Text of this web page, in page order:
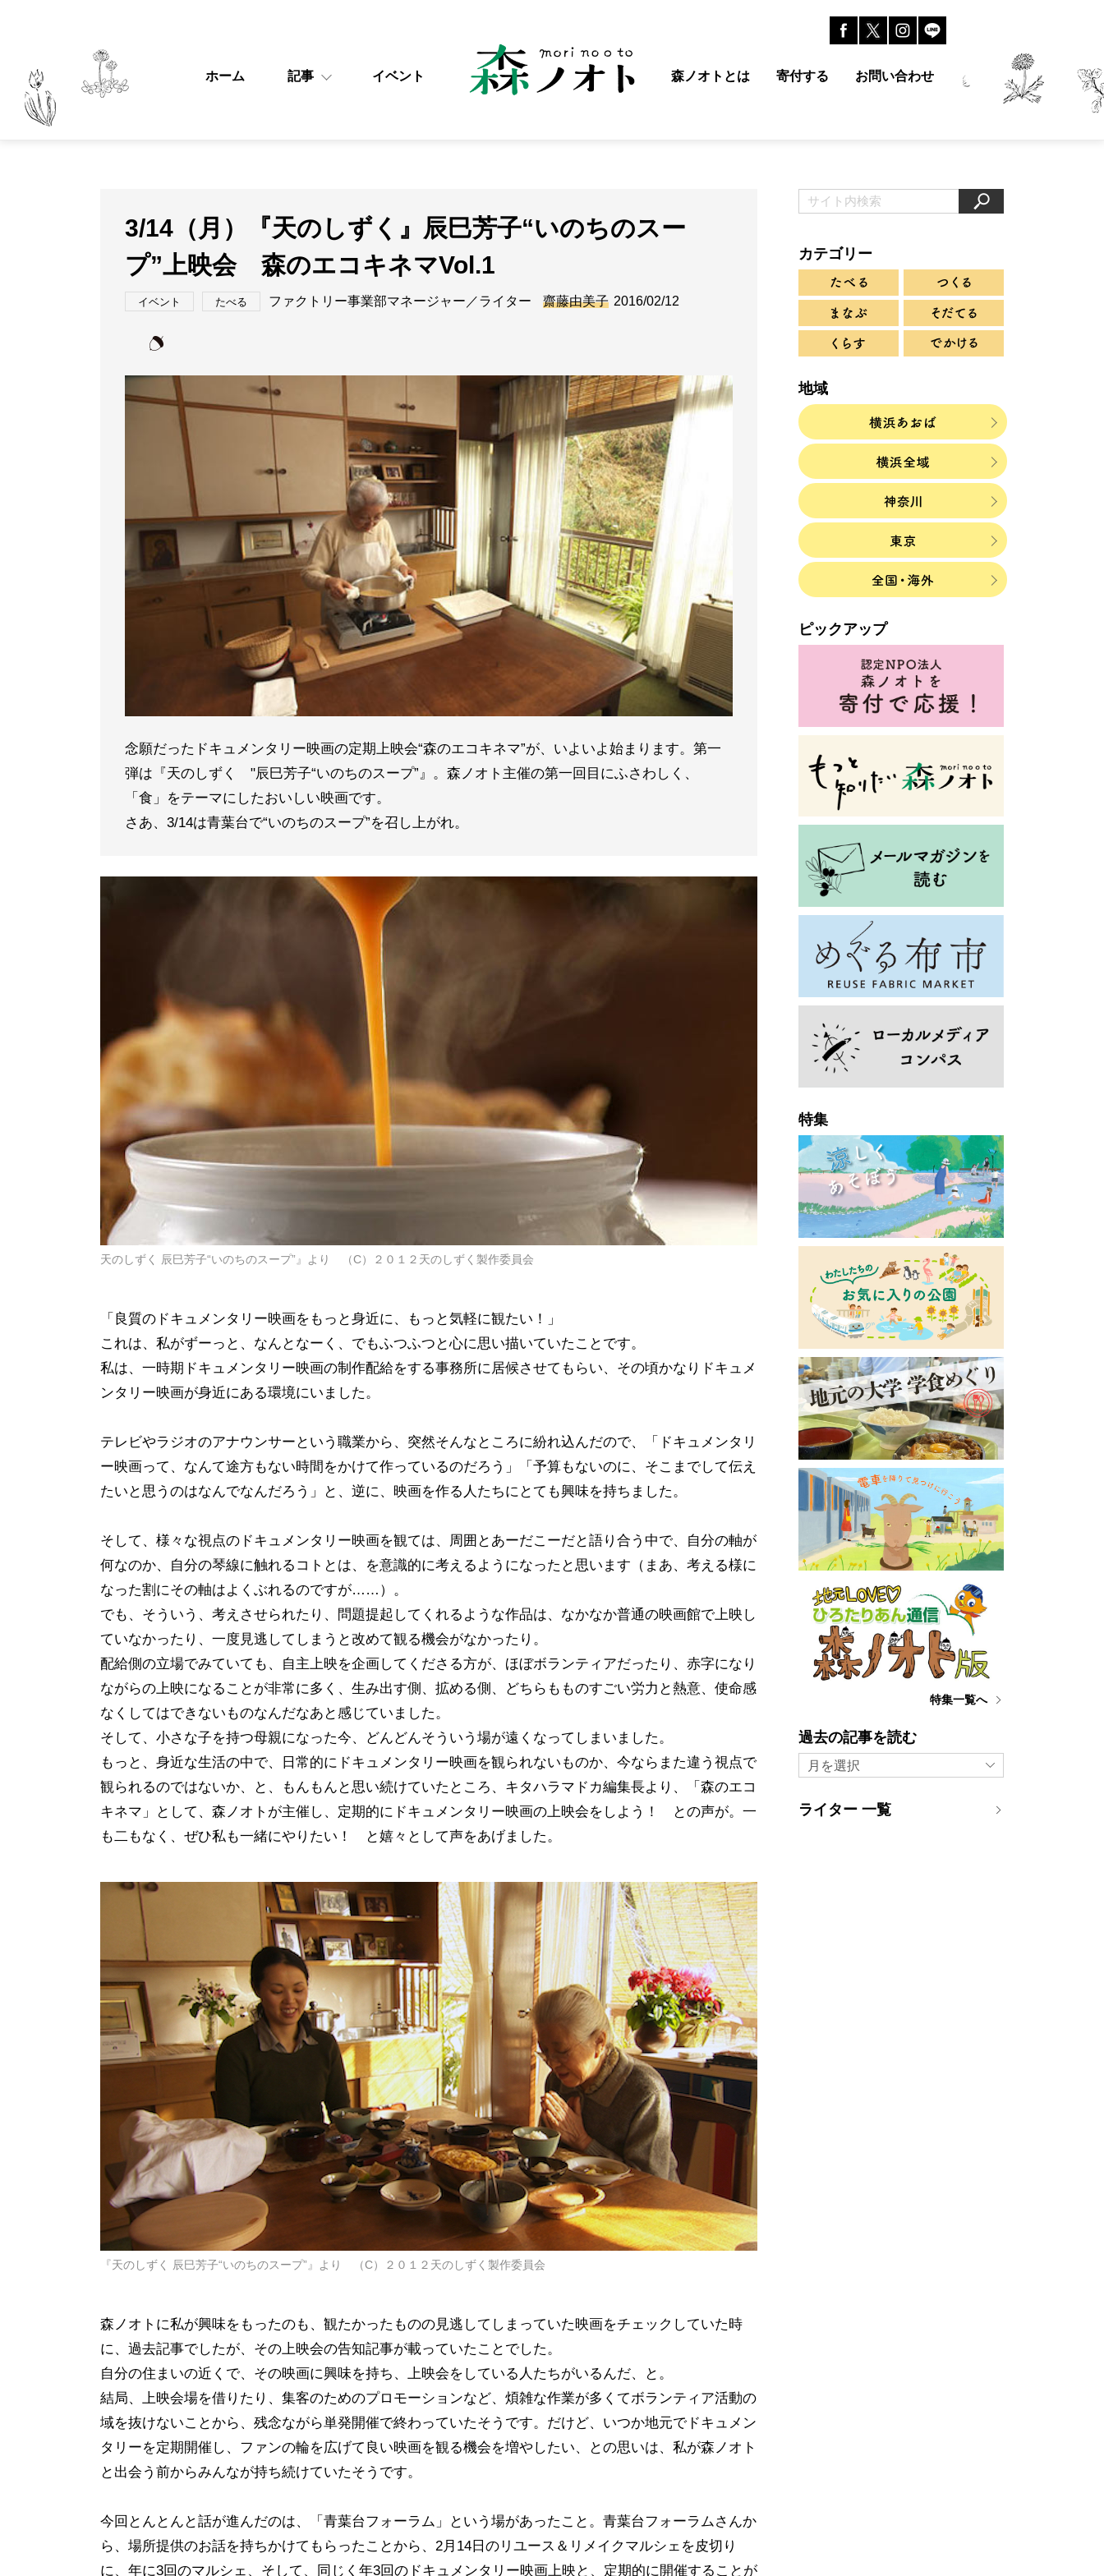
ホーム 記事 イベント 森ノオトとは 寄付する お問い合わせ
3/14（月）『天のしずく』辰巳芳子“いのちのスー
プ”上映会 森のエコキネマVol.1
イベント たべる ファクトリー事業部マネージャー／ライター 齋藤由美子 2016/02/12
念願だったドキュメンタリー映画の定期上映会“森のエコキネマ”が、いよいよ始まります。第一
弾は『天のしずく "辰巳芳子“いのちのスープ”』。森ノオト主催の第一回目にふさわしく、
「食」をテーマにしたおいしい映画です。
さあ、3/14は青葉台で“いのちのスープ”を召し上がれ。
天のしずく 辰巳芳子“いのちのスープ”』より （C）２０１２天のしずく製作委員会
「良質のドキュメンタリー映画をもっと身近に、もっと気軽に観たい！」
これは、私がずーっと、なんとなーく、でもふつふつと心に思い描いていたことです。
私は、一時期ドキュメンタリー映画の制作配給をする事務所に居候させてもらい、その頃かなりドキュメ
ンタリー映画が身近にある環境にいました。
テレビやラジオのアナウンサーという職業から、突然そんなところに紛れ込んだので、「ドキュメンタリ
ー映画って、なんて途方もない時間をかけて作っているのだろう」「予算もないのに、そこまでして伝え
たいと思うのはなんでなんだろう」と、逆に、映画を作る人たちにとても興味を持ちました。
そして、様々な視点のドキュメンタリー映画を観ては、周囲とあーだこーだと語り合う中で、自分の軸が
何なのか、自分の琴線に触れるコトとは、を意識的に考えるようになったと思います（まあ、考える様に
なった割にその軸はよくぶれるのですが……）。
でも、そういう、考えさせられたり、問題提起してくれるような作品は、なかなか普通の映画館で上映し
ていなかったり、一度見逃してしまうと改めて観る機会がなかったり。
配給側の立場でみていても、自主上映を企画してくださる方が、ほぼボランティアだったり、赤字になり
ながらの上映になることが非常に多く、生み出す側、拡める側、どちらもものすごい労力と熱意、使命感
なくしてはできないものなんだなあと感じていました。
そして、小さな子を持つ母親になった今、どんどんそういう場が遠くなってしまいました。
もっと、身近な生活の中で、日常的にドキュメンタリー映画を観られないものか、今ならまた違う視点で
観られるのではないか、と、もんもんと思い続けていたところ、キタハラマドカ編集長より、「森のエコ
キネマ」として、森ノオトが主催し、定期的にドキュメンタリー映画の上映会をしよう！ との声が。一
も二もなく、ぜひ私も一緒にやりたい！ と嬉々として声をあげました。
『天のしずく 辰巳芳子“いのちのスープ”』より （C）２０１２天のしずく製作委員会
森ノオトに私が興味をもったのも、観たかったものの見逃してしまっていた映画をチェックしていた時
に、過去記事でしたが、その上映会の告知記事が載っていたことでした。
自分の住まいの近くで、その映画に興味を持ち、上映会をしている人たちがいるんだ、と。
結局、上映会場を借りたり、集客のためのプロモーションなど、煩雑な作業が多くてボランティア活動の
域を抜けないことから、残念ながら単発開催で終わっていたそうです。だけど、いつか地元でドキュメン
タリーを定期開催し、ファンの輪を広げて良い映画を観る機会を増やしたい、との思いは、私が森ノオト
と出会う前からみんなが持ち続けていたそうです。
今回とんとんと話が進んだのは、「青葉台フォーラム」という場があったこと。青葉台フォーラムさんか
ら、場所提供のお話を持ちかけてもらったことから、2月14日のリユース＆リメイクマルシェを皮切り
に、年に3回のマルシェ、そして、同じく年3回のドキュメンタリー映画上映と、定期的に開催することが
カテゴリー
地域
ピックアップ
特集
特集一覧へ
過去の記事を読む
月を選択
ライター 一覧